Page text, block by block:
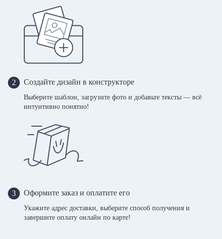
2 Создайте дизайн в конструкторе
Выберите шаблон, загрузите фото и добавьте тексты — всё
интуитивно понятно!
3 Оформите заказ и оплатите его
Укажите адрес доставки, выберите способ получения и
завершите оплату онлайн по карте!